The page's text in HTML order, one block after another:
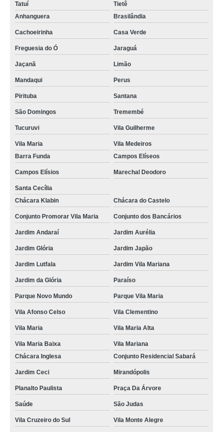
Tatuí
Tietê
Anhanguera
Brasilândia
Cachoeirinha Casa Verde
Freguesia do Ó Jaraguá
Jaçanã Limão
Mandaqui Perus
Pirituba Santana
São Domingos Tremembé
Tucuruvi Vila Guilherme
Vila Maria
Vila Medeiros
Barra Funda
Campos Elíseos
Campos Elísios Marechal Deodoro
Santa Cecília
Chácara Klabin
Chácara do Castelo
Conjunto Promorar Vila Maria Conjunto dos Bancários
Jardim Andaraí Jardim Aurélia
Jardim Glória Jardim Japão
Jardim Lutfala Jardim Vila Mariana
Jardim da Glória Paraíso
Parque Novo Mundo Parque Vila Maria
Vila Afonso Celso Vila Clementino
Vila Maria Vila Maria Alta
Vila Maria Baixa
Vila Mariana
Chácara Inglesa
Conjunto Residencial Sabará
Jardim Ceci Mirandópolis
Planalto Paulista Praça Da Árvore
Saúde São Judas
Vila Cruzeiro do Sul Vila Monte Alegre